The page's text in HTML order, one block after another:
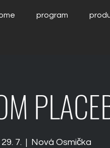
program
7.
  |
Nová Osmička